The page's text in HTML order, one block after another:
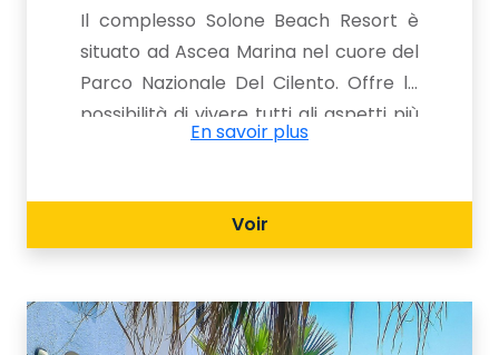
Il complesso Solone Beach Resort è
situato ad Ascea Marina nel cuore del
Parco Nazionale Del Cilento. Offre la
possibilità di vivere tutti gli aspetti più
accattivanti del territorio del Parco,
Velia, l’antica Elea, a soli 350 metri, alle
indimenticabili atmosfere naturali e
cristallino insignito ormai da molti anni
dalla Bandiera Blu.
En savoir plus
Voir